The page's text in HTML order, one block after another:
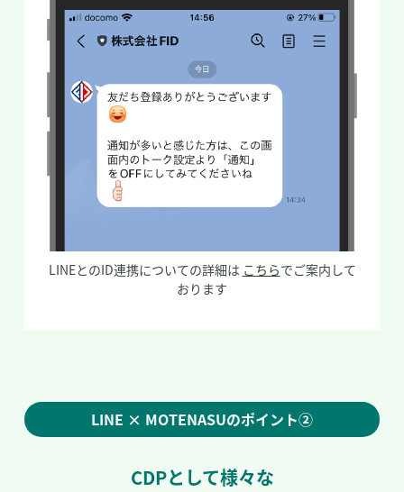
LINEとのID連携についての詳細は こちらでご案内して
おります
LINE × MOTENASUのポイント②
CDPとして様々な